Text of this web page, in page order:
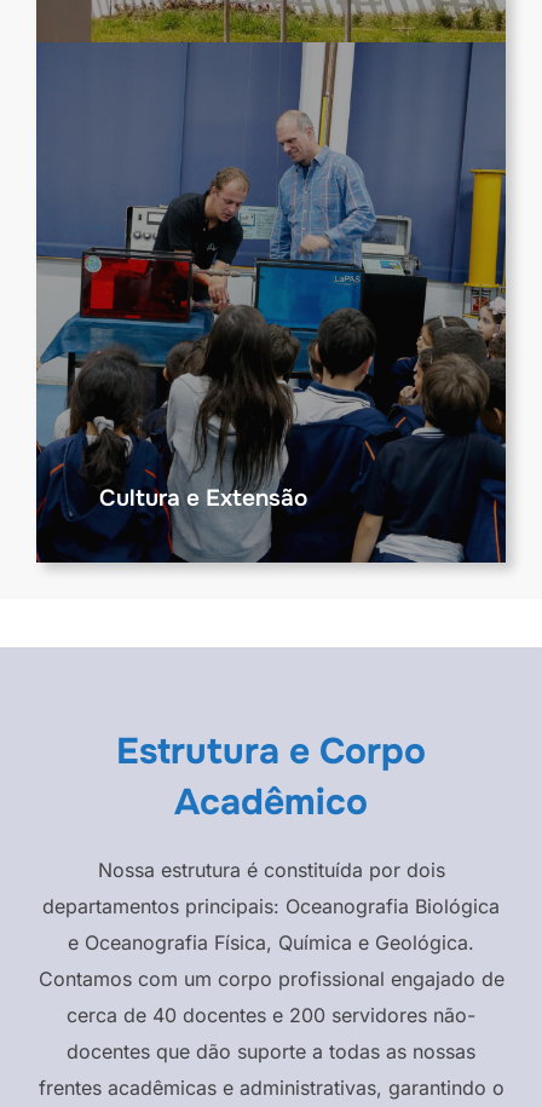
Cultura e Extensão
Estrutura e Corpo
Acadêmico
Nossa estrutura é constituída por dois
departamentos principais: Oceanografia Biológica
e Oceanografia Física, Química e Geológica.
Contamos com um corpo profissional engajado de
cerca de 40 docentes e 200 servidores não-
docentes que dão suporte a todas as nossas
frentes acadêmicas e administrativas, garantindo o